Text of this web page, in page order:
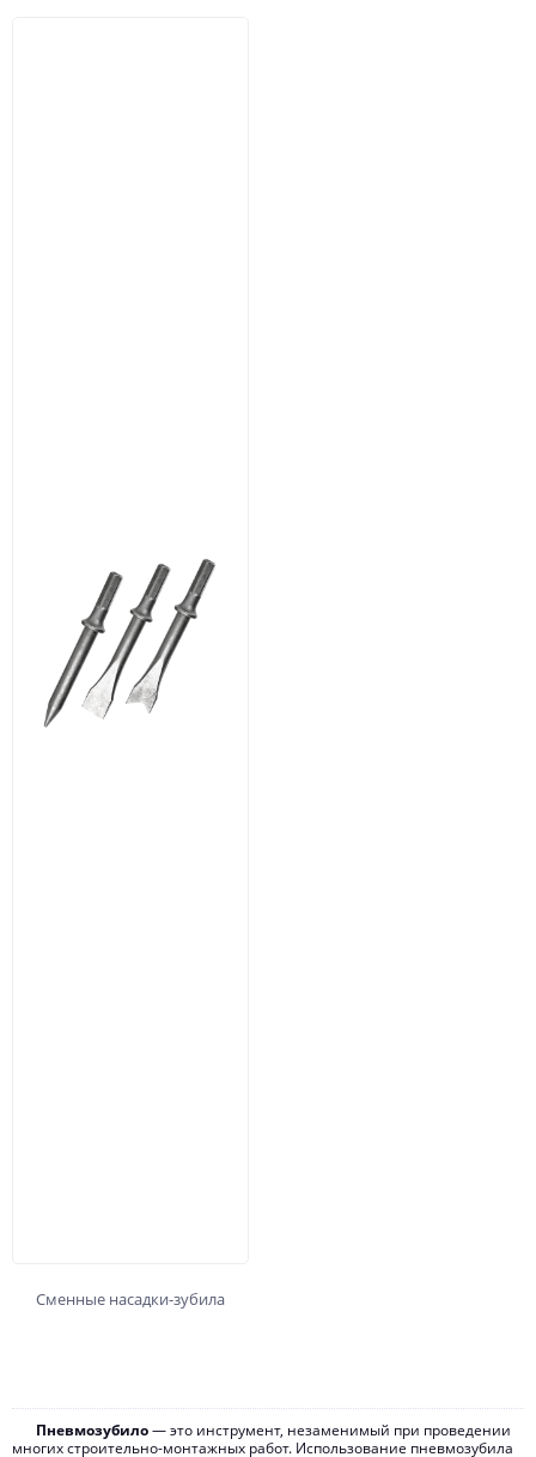
Сменные насадки-зубила
Пневмозубило— это инструмент, незаменимый при проведении
многих строительно-монтажных работ. Использование пневмозубила